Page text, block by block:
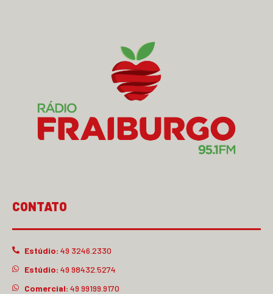
CONTATO
Estúdio: 49 3246.2330
Estúdio: 49 98432.5274
Comercial: 49 99199.9170